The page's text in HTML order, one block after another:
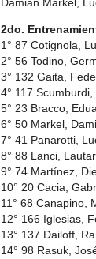
2do.
1° 87 Cotignola,
2° 56 Todino,
3° 132 Gaita,
4° 117
5° 23 Bracco,
6° 50 Markel,
7° 41 Panarotti,
8° 88 Lanci,
9° 74 Martínez,
10° 20 Cacia,
11° 68 Canapino,
12° 166 Iglesias,
13° 137 Dailoff,
14° 98 Rasuk,